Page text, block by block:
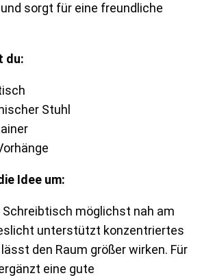
sorgt für eine freundliche
du:
Stuhl
Idee um:
Schreibtisch möglichst nah am
unterstützt konzentriertes
den Raum größer wirken. Für
eine gute